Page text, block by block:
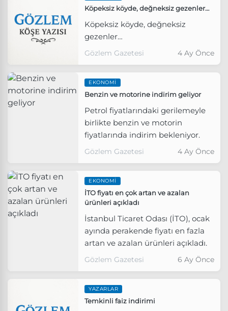
Köpeksiz köyde, değneksiz gezenler…
Köpeksiz köyde, değneksiz
gezenler…
Gözlem Gazetesi 4 Ay Önce
EKONOMI
Benzin ve motorine indirim geliyor
Petrol fiyatlarındaki gerilemeyle
birlikte benzin ve motorin
fiyatlarında indirim bekleniyor.
Gözlem Gazetesi 4 Ay Önce
EKONOMI
İTO fiyatı en çok artan ve azalan
ürünleri açıkladı
İstanbul Ticaret Odası (İTO), ocak
ayında perakende fiyatı en fazla
artan ve azalan ürünleri açıkladı.
Gözlem Gazetesi 6 Ay Önce
YAZARLAR
Temkinli faiz indirimi